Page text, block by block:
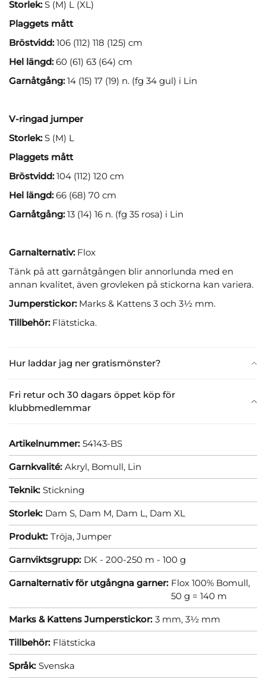
Hur laddar jag ner gratismönster?
Fri retur och 30 dagars öppet köp för
klubbmedlemmar
Storlek:S (M) L (XL)
Plaggets mått
Bröstvidd:106 (112) 118 (125) cm
Hel längd:60 (61) 63 (64) cm
Garnåtgång:14 (15) 17 (19) n. (fg 34 gul) i Lin
V-ringad jumper
Storlek:S (M) L
Plaggets mått
Bröstvidd:104 (112) 120 cm
Hel längd:66 (68) 70 cm
Garnåtgång:13 (14) 16 n. (fg 35 rosa) i Lin
Garnalternativ:Flox
Tänk på att garnåtgången blir annorlunda med en
annan kvalitet, även grovleken på stickorna kan variera.
Jumperstickor:Marks & Kattens 3 och 3½ mm.
Tillbehör: Flätsticka.
Artikelnummer: 54143-BS
Garnkvalité: Akryl, Bomull, Lin
Teknik: Stickning
Storlek: Dam S, Dam M, Dam L, Dam XL
Produkt: Tröja, Jumper
Garnviktsgrupp: DK - 200-250 m - 100 g
Garnalternativ för utgångna garner: Flox 100% Bomull,
50 g = 140 m
Marks & Kattens Jumperstickor: 3 mm, 3½ mm
Tillbehör: Flätsticka
Språk: Svenska